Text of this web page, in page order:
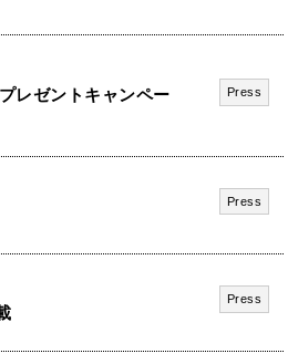
レゼントキャンペー
Press
Press
Press